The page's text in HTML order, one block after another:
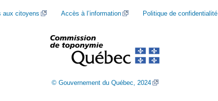
aux citoyens Accès à l’information Politique de confidentialité
© Gouvernement du Québec, 2024